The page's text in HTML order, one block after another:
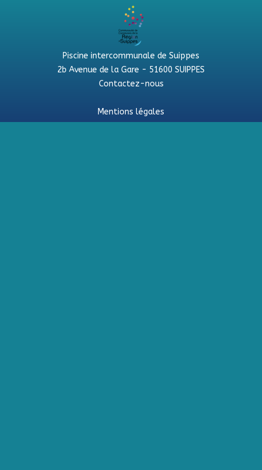
Piscine intercommunale de Suippes
2b Avenue de la Gare - 51600 SUIPPES
Contactez-nous
Mentions légales